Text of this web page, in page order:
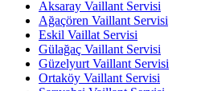
Aksaray Vaillant Servisi
Ağaçören Vaillant Servisi
Eskil Vaillat Servisi
Gülağaç Vaillant Servisi
Güzelyurt Vaillant Servisi
Ortaköy Vaillant Servisi